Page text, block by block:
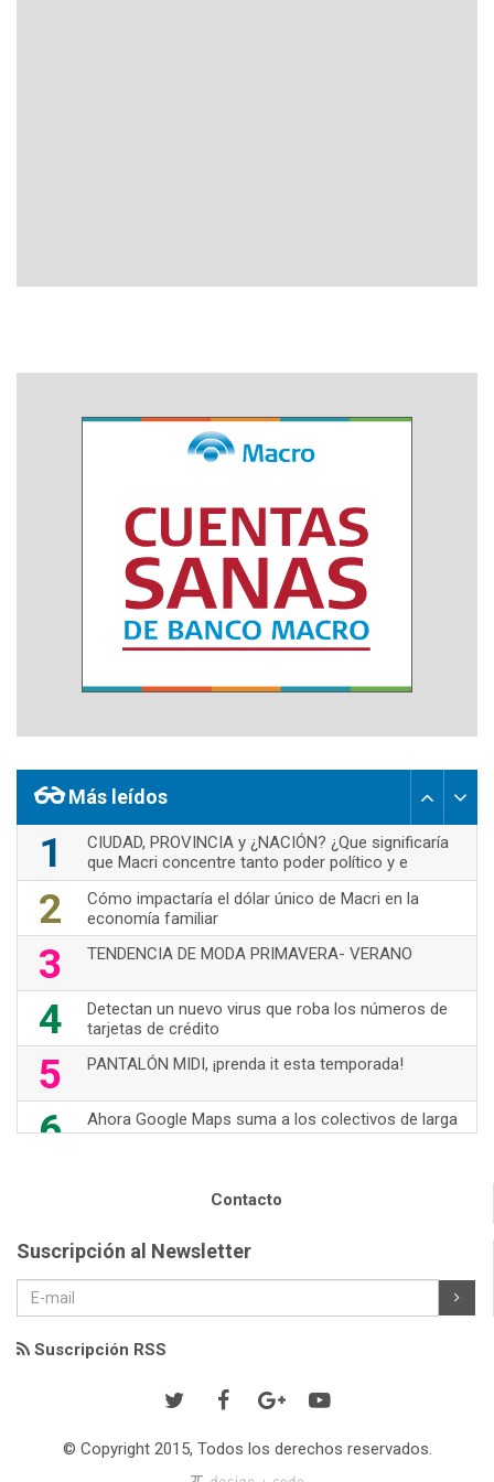
Más leídos
1
CIUDAD, PROVINCIA y ¿NACIÓN? ¿Que significaría
que Macri concentre tanto poder político y e
2
Cómo impactaría el dólar único de Macri en la
economía familiar
3 TENDENCIA DE MODA PRIMAVERA- VERANO
4
Detectan un nuevo virus que roba los números de
tarjetas de crédito
5 PANTALÓN MIDI, ¡prenda it esta temporada!
6
Ahora Google Maps suma a los colectivos de larga
distancia
8
9 TOM FORD- ICONO DE LA MODA
10 JUMPSUIT, prenda "it"
Contacto
Suscripción al Newsletter
Suscripción RSS
© Copyright 2015, Todos los derechos reservados.